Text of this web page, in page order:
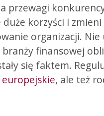
przewagi
duże korzyści i zmieni
organizacji. Nie
branży finansowej
się faktem.
, ale też